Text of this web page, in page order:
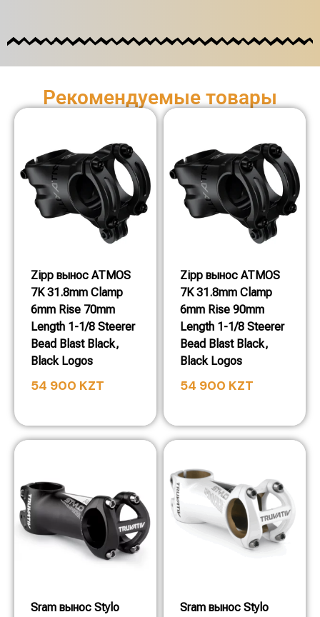
Рекомендуемые товары
Zipp вынос ATMOS
7K 31.8mm Clamp
6mm Rise 70mm
Length 1-1/8 Steerer
Bead Blast Black,
Black Logos
54 900 KZT
Zipp вынос ATMOS
7K 31.8mm Clamp
6mm Rise 90mm
Length 1-1/8 Steerer
Bead Blast Black,
Black Logos
54 900 KZT
Sram вынос Stylo
Sram вынос Stylo